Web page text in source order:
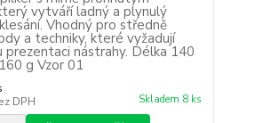
vytváří ladný a plynulý
Vhodný pro středně
a techniky, které vyžadují
prezentaci nástrahy. Délka 140
g Vzor 01
DPH Skladem 8 ks